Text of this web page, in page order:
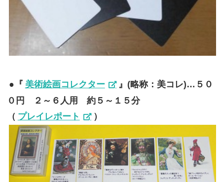
●『 美術絵画コレクター
』(略称：美コレ)…５０
０円 ２～６人用 約５～１５分
（ プレイレポート ）